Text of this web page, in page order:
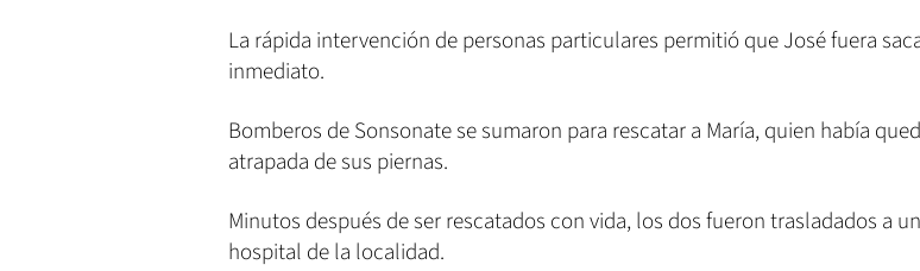
La rápida intervención de personas particulares permitió que José fuera
inmediato.
Bomberos de Sonsonate se sumaron para rescatar a María, quien había
atrapada de sus piernas.
Minutos después de ser rescatados con vida, los dos fueron trasladados a un
hospital de la localidad.